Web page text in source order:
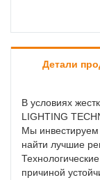
Детали
В условиях
LIGHTING
Мы инвестируем
найти лучшие
причиной